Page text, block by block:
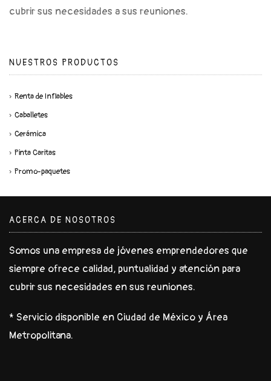
cubrir sus necesidades a sus reuniones.
NUESTROS PRODUCTOS
Renta de Inflables
Caballetes
Cerámica
Pinta Caritas
Promo-paquetes
ACERCA DE NOSOTROS
Somos una empresa de jóvenes emprendedores que
siempre ofrece calidad, puntualidad y atención para
cubrir sus necesidades en sus reuniones.
* Servicio disponible en Ciudad de México y Área
Metropolitana.